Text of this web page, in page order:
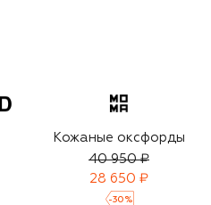
Кожаные оксфорды
40 950 ₽
28 650 ₽
-30 %